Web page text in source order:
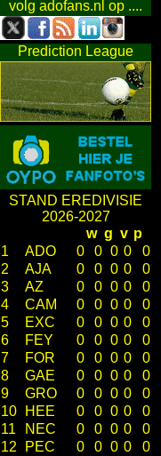
volg adofans.nl op ....
Prediction League
STAND EREDIVISIE
2026-2027
w g v p
1
ADO 0 0 0 0
0
2
AJA 0 0 0 0
0
3
AZ 0 0 0 0
0
4
CAM 0 0 0 0
0
5
EXC 0 0 0 0
0
6
FEY 0 0 0 0
0
7
FOR 0 0 0 0
0
8
GAE 0 0 0 0
0
9
GRO 0 0 0 0
0
10
HEE 0 0 0 0
0
11
NEC 0 0 0 0
0
12
PEC 0 0 0 0
0